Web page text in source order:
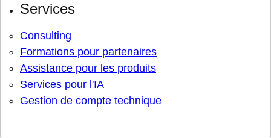
Services
Consulting
Formations pour partenaires
Assistance pour les produits
Services pour l'IA
Gestion de compte technique